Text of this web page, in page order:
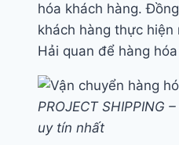
hóa khách hàng.
khách hàng thực
Hải quan để hàng
PROJECT SHIPPING
uy tín nhất